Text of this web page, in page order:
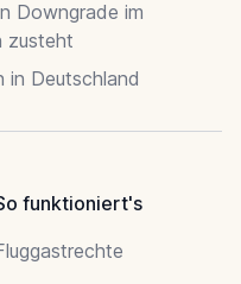
Downgrade im
zusteht
in Deutschland
funktioniert's